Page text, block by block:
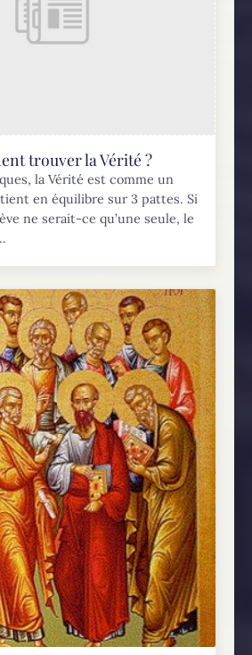
trouver la Vérité ?
la Vérité est comme un
en équilibre sur 3 pattes. Si
ne serait-ce qu’une seule, le